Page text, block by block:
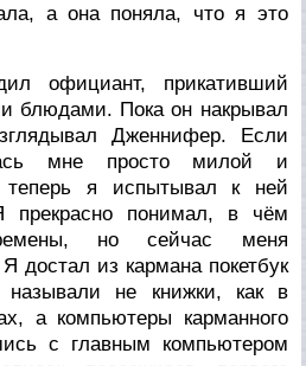
а она поняла, что я это
официант, прикативший
блюдами. Пока он накрывал
Дженнифер. Если
мне просто милой и
теперь я испытывал к ней
прекрасно понимал, в чём
но сейчас меня
достал из кармана покетбук
не книжки, как в
а компьютеры карманного
с главным компьютером